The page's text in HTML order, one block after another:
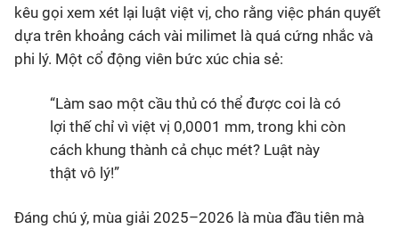
kêu gọi xem xét lại luật việt vị, cho rằng việc phán quyết
dựa trên khoảng cách vài milimet là quá cứng nhắc và
phi lý. Một cổ động viên bức xúc chia sẻ:
“Làm sao một cầu thủ có thể được coi là có
lợi thế chỉ vì việt vị 0,0001 mm, trong khi còn
cách khung thành cả chục mét? Luật này
thật vô lý!”
Đáng chú ý, mùa giải 2025–2026 là mùa đầu tiên mà